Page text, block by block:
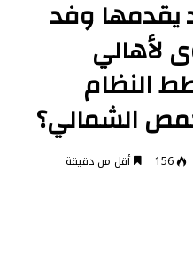
يقدمها وفد
لأهالي
النظام
الشمالي؟
156 أقل من دقيقة